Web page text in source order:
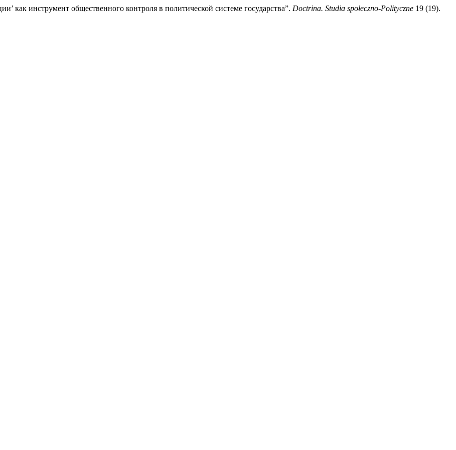
как инструмент общественного контроля в политической системе государства”. Doctrina. Studia społeczno-Polityczne 19 (19).